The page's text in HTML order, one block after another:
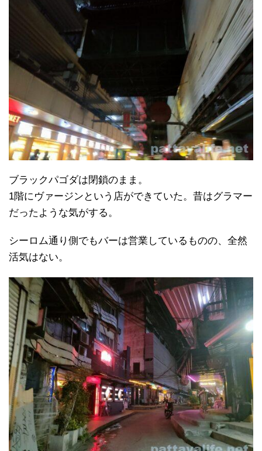
ブラックパゴダは閉鎖のまま。
1階にヴァージンという店ができていた。昔はグラマー
だったような気がする。
シーロム通り側でもバーは営業しているものの、全然
活気はない。